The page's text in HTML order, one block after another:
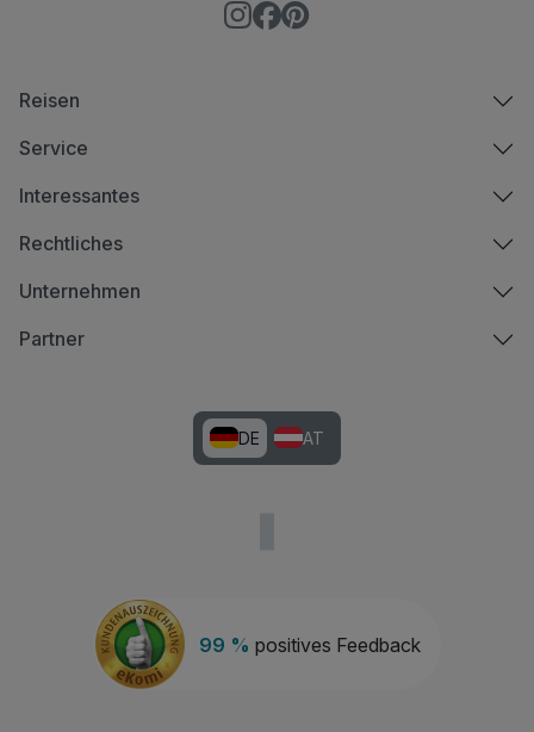
99 % positives Feedback
Reisen
Service
Interessantes
Rechtliches
Unternehmen
Partner
DE AT